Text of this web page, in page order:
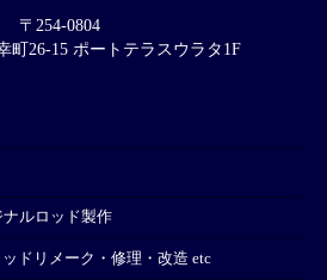
〒254-0804
町26-15 ポートテラスウラタ1F
ナルロッド製作
ッドリメーク・修理・改造 etc